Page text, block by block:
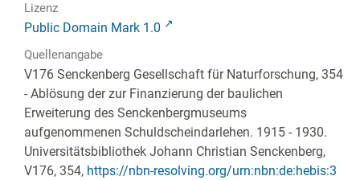
Lizenz
Public Domain Mark 1.0
Quellenangabe
V176 Senckenberg Gesellschaft für Naturforschung, 354
- Ablösung der zur Finanzierung der baulichen
Erweiterung des Senckenbergmuseums
aufgenommenen Schuldscheindarlehen. 1915 - 1930.
Universitätsbibliothek Johann Christian Senckenberg,
V176, 354, https://nbn-resolving.org/urn:nbn:de:hebis:3